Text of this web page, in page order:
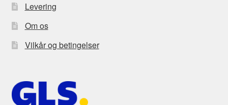
Levering
Om os
Vilkår og betingelser